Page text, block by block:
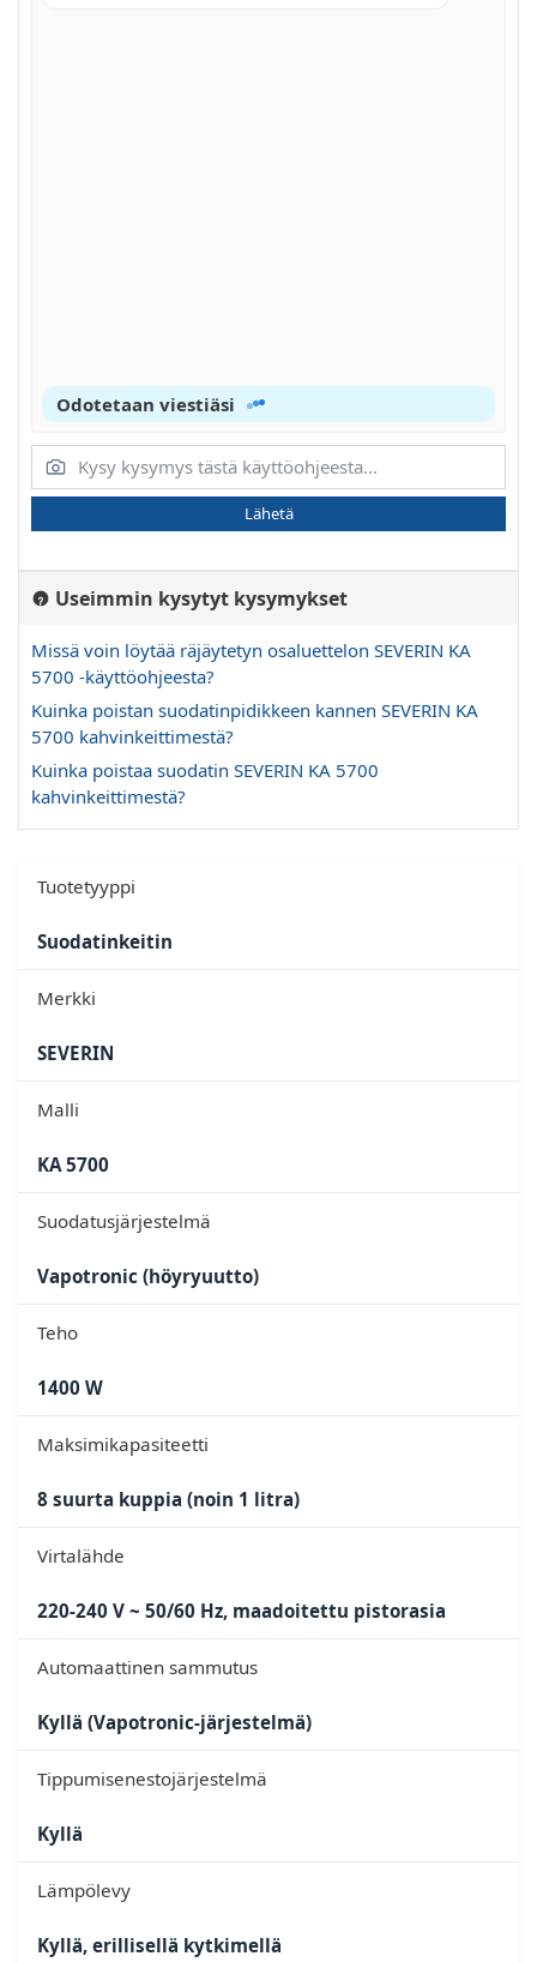
Odotetaan viestiäsi
Lähetä
Useimmin kysytyt kysymykset
Missä voin löytää räjäytetyn osaluettelon SEVERIN KA
5700 -käyttöohjeesta?
Kuinka poistan suodatinpidikkeen kannen SEVERIN KA
5700 kahvinkeittimestä?
Kuinka poistaa suodatin SEVERIN KA 5700
kahvinkeittimestä?
Tuotetyyppi
Suodatinkeitin
Merkki
SEVERIN
Malli
KA 5700
Suodatusjärjestelmä
Vapotronic (höyryuutto)
Teho
1400 W
Maksimikapasiteetti
8 suurta kuppia (noin 1 litra)
Virtalähde
220-240 V ~ 50/60 Hz, maadoitettu pistorasia
Automaattinen sammutus
Kyllä (Vapotronic-järjestelmä)
Tippumisenestojärjestelmä
Kyllä
Lämpölevy
Kyllä, erillisellä kytkimellä